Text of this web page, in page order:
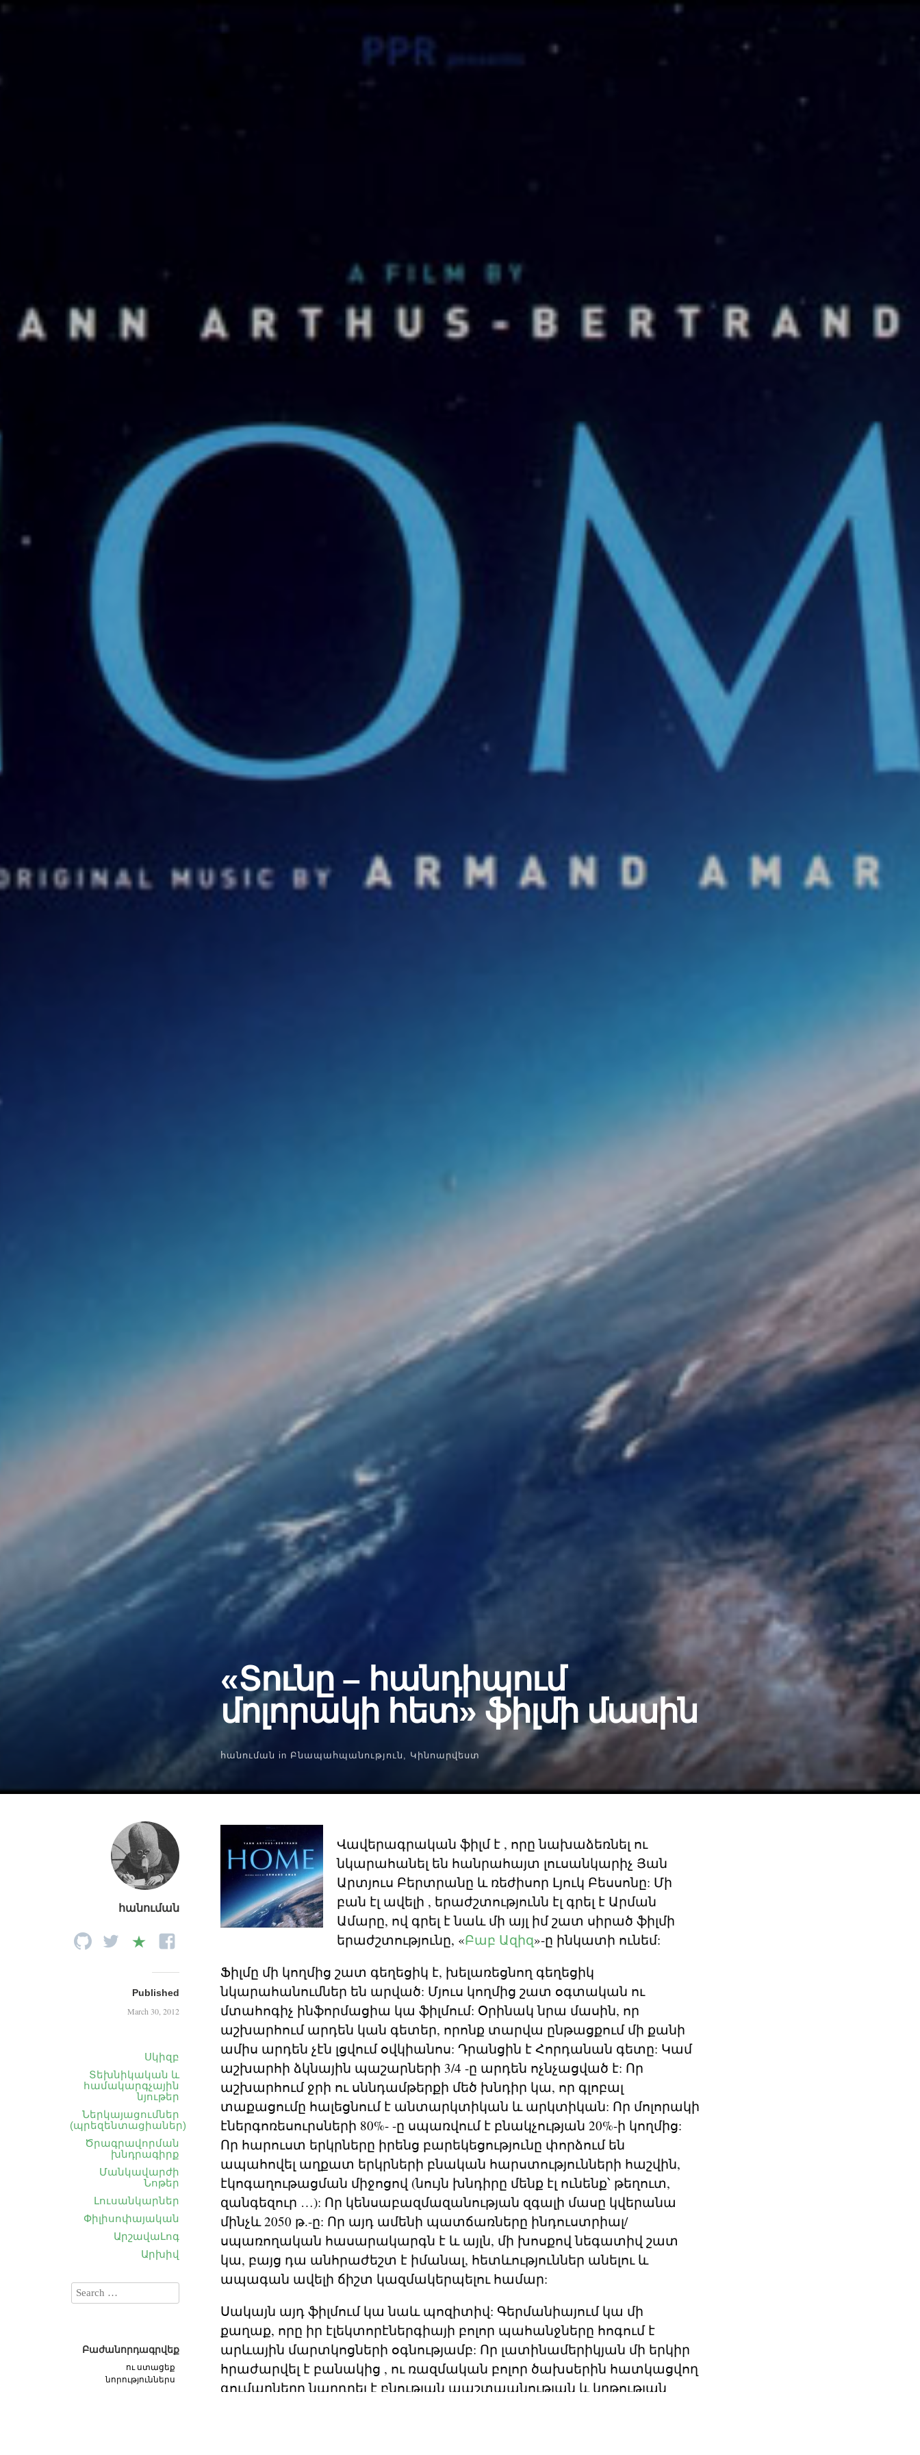
«Տունը – հանդիպում
մոլորակի հետ» ֆիլմի մասին
հանուման in Բնապահպանություն , Կինոարվեստ
հանուման
Published
March 30, 2012
Սկիզբ
Տեխնիկական և
համակարգչային
նյութեր
Ներկայացումներ
(պրեզենտացիաներ)
Ծրագրավորման
խնդրագիրք
Մանկավարժի
Նոթեր
Լուսանկարներ
Փիլիսոփայական
ԱրշավաԼոգ
Արխիվ
Վավերագրական ֆիլմ է , որը նախաձեռնել ու
նկարահանել են հանրահայտ լուսանկարիչ Յան
Արտյուս Բերտրանը և ռեժիսոր Լյուկ Բեսսոնը: Մի
բան էլ ավելի , երաժշտությունն էլ գրել է Արման
Ամարը, ով գրել է նաև մի այլ իմ շատ սիրած ֆիլմի
երաժշտությունը, «Բաբ Ազիզ»-ը ինկատի ունեմ:
Ֆիլմը մի կողմից շատ գեղեցիկ է, խելառեցնող գեղեցիկ
նկարահանումներ են արված: Մյուս կողմից շատ օգտական ու
մտահոգիչ ինֆորմացիա կա ֆիլմում: Օրինակ նրա մասին, որ
աշխարհում արդեն կան գետեր, որոնք տարվա ընթացքում մի քանի
ամիս արդեն չէն լցվում օվկիանոս: Դրանցին է Հորդանան գետը: Կամ
աշխարհի ձկնային պաշարների 3/4 -ը արդեն ոչնչացված է: Որ
աշխարհում ջրի ու սննդամթերքի մեծ խնդիր կա, որ գլոբալ
տաքացումը հալեցնում է անտարկտիկան և արկտիկան: Որ մոլորակի
էներգոռեսուրսների 80%- -ը սպառվում է բնակչության 20%-ի կողմից:
Որ հարուստ երկրները իրենց բարեկեցությունը փորձում են
ապահովել աղքատ երկրների բնական հարստությունների հաշվին,
էկոգաղութացման միջոցով (նույն խնդիրը մենք էլ ունենք՝ թեղուտ,
զանգեզուր …): Որ կենսաբազմազանության զգալի մասը կվերանա
մինչև 2050 թ.-ը: Որ այդ ամենի պատճառները ինդուստրիալ/
սպառողական հասարակարգն է և այլն, մի խոսքով նեգատիվ շատ
կա, բայց դա անհրաժեշտ է իմանալ, հետևություններ անելու և
ապագան ավելի ճիշտ կազմակերպելու համար:
Սակայն այդ ֆիլմում կա նաև պոզիտիվ: Գերմանիայում կա մի
քաղաք, որը իր էլեկտորէներգիայի բոլոր պահանջները հոգում է
արևային մարտկոցների օգնությամբ: Որ լատինամերիկյան մի երկիր
հրաժարվել է բանակից , ու ռազմական բոլոր ծախսերին հատկացվող
գումարները նարդրել է բնության պաշտպանության և կրթության
Բաժանորդագրվեք
ու ստացեք
նորություններս